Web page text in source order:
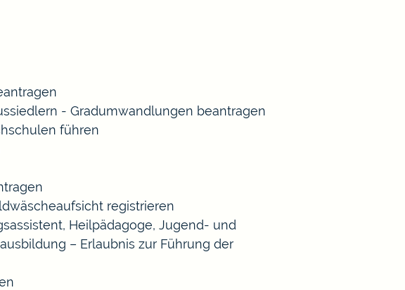
- Gradumwandlungen beantragen
führen
registrieren
Heilpädagoge, Jugend- und
– Erlaubnis zur Führung der